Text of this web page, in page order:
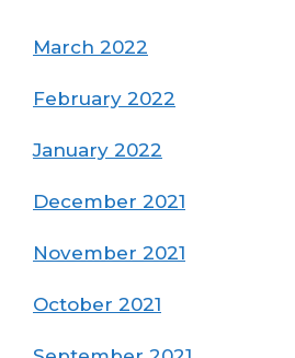
March 2022
February 2022
January 2022
December 2021
November 2021
October 2021